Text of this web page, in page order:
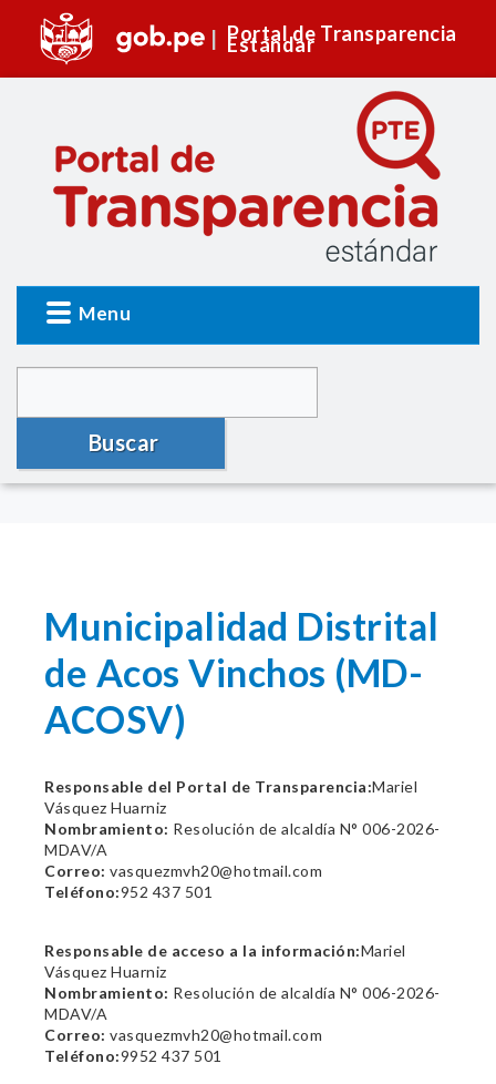
Portal de Transparencia
Estándar
Menu
Buscar
Municipalidad Distrital
de Acos Vinchos (MD-
ACOSV)
Responsable del Portal de Transparencia:Mariel
Vásquez Huarniz
Nombramiento: Resolución de alcaldía N° 006-2026-
MDAV/A
Correo: vasquezmvh20@hotmail.com
Teléfono:952 437 501
Responsable de acceso a la información:Mariel
Vásquez Huarniz
Nombramiento: Resolución de alcaldía N° 006-2026-
MDAV/A
Correo: vasquezmvh20@hotmail.com
Teléfono:9952 437 501